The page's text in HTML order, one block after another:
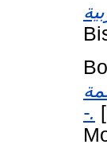
-.